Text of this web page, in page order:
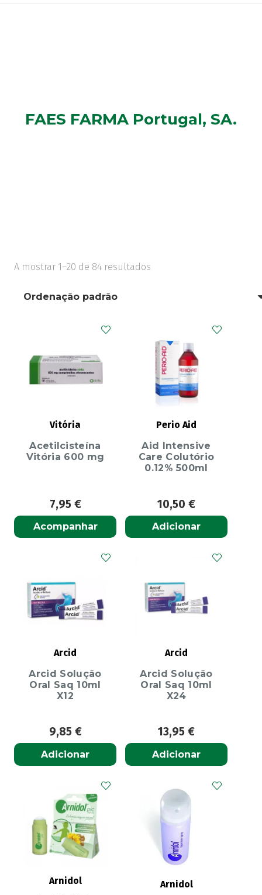
FAES FARMA Portugal, SA.
A mostrar 1–20 de 84 resultados
Vitória
Acetilcisteína
Vitória 600 mg
7,95 €
Acompanhar
Perio Aid
Aid Intensive
Care Colutório
0.12% 500ml
10,50 €
Adicionar
Arcid
Arcid Solução
Oral Saq 10ml
X12
9,85 €
Adicionar
Arcid
Arcid Solução
Oral Saq 10ml
X24
13,95 €
Adicionar
Arnidol
Arnidol